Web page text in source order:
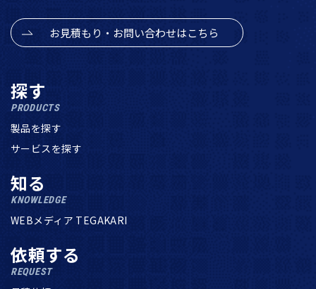
お見積もり・お問い合わせはこちら
探す
PRODUCTS
製品を探す
サービスを探す
知る
KNOWLEDGE
WEBメディア TEGAKARI
依頼する
REQUEST